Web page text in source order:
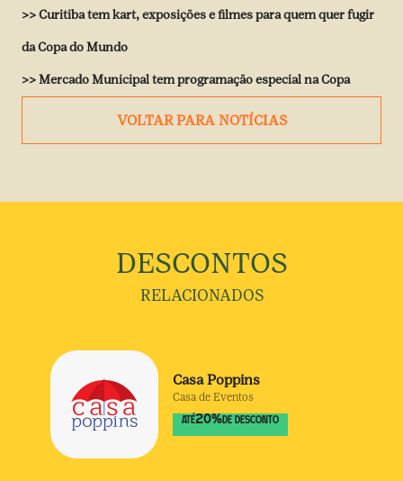
>>Curitiba tem kart, exposições e filmes para quem quer fugir
da Copa do Mundo
>>Mercado Municipal tem programação especial na Copa
VOLTAR PARA NOTÍCIAS
DESCONTOS
RELACIONADOS
Casa Poppins
Casa de Eventos
ATÉ20% DE DESCONTO